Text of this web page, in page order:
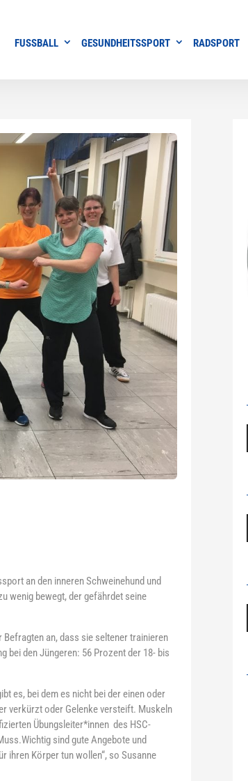
FUSSBALL GESUNDHEITSSPORT RADSPORT
an den inneren Schweinehund und
wenig bewegt, der gefährdet seine
Befragten an, dass sie seltener trainieren
bei den Jüngeren: 56 Prozent der 18- bis
es, bei dem es nicht bei der einen oder
verkürzt oder Gelenke versteift. Muskeln
Übungsleiter*innen des HSC-
sind gute Angebote und
ihren Körper tun wollen“, so Susanne